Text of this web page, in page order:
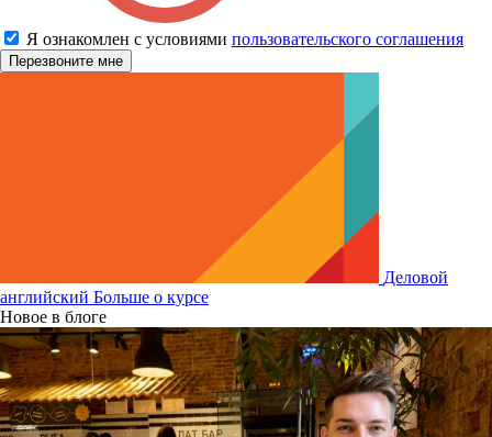
Я ознакомлен с условиями пользовательского соглашения
Деловой
английский Больше о курсе
Новое в блоге